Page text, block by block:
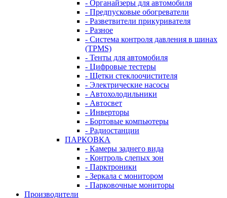
- Органайзеры для автомобиля
- Предпусковые обогреватели
- Разветвители прикуривателя
- Разное
- Система контроля давления в шинах
(TPMS)
- Тенты для автомобиля
- Цифровые тестеры
- Щетки стеклоочистителя
- Электрические насосы
- Автохолодильники
- Автосвет
- Инверторы
- Бортовые компьютеры
- Радиостанции
ПАРКОВКА
- Камеры заднего вида
- Контроль слепых зон
- Парктроники
- Зеркала с монитором
- Парковочные мониторы
Производители